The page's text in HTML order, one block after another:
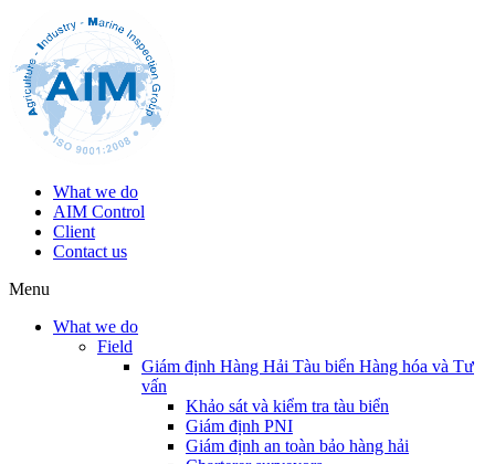
What we do
AIM Control
Client
Contact us
Menu
What we do
Field
Giám định Hàng Hải Tàu biển Hàng hóa và Tư
vấn
Khảo sát và kiểm tra tàu biển
Giám định PNI
Giám định an toàn bảo hàng hải